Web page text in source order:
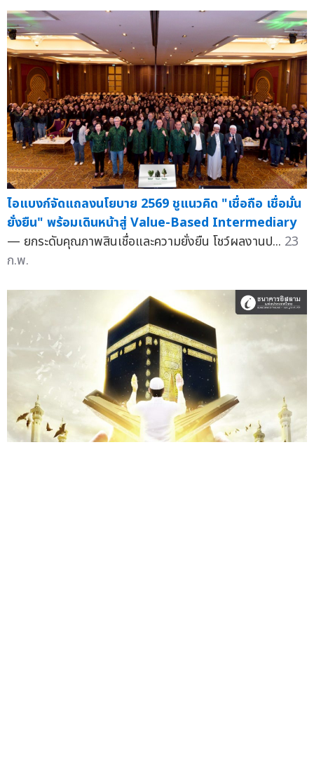
ไอแบงก์จัดแถลงนโยบาย 2569 ชูแนวคิด "เชื่อถือ เชื่อมั่น
ยั่งยืน" พร้อมเดินหน้าสู่ Value-Based Intermediary
— ยกระดับคุณภาพสินเชื่อและความยั่งยืน โชว์ผลงานป... 23
ก.พ.